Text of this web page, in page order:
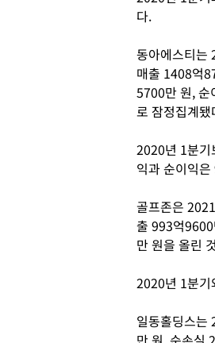
다.
동아에스티는
매출 1408억
5700만 원, 순
로 잠정집계됐
2020년 1분기
익과 순이익
골프존은
출 993억
만 원을 올린
2020년 1분기
일동홀딩스는